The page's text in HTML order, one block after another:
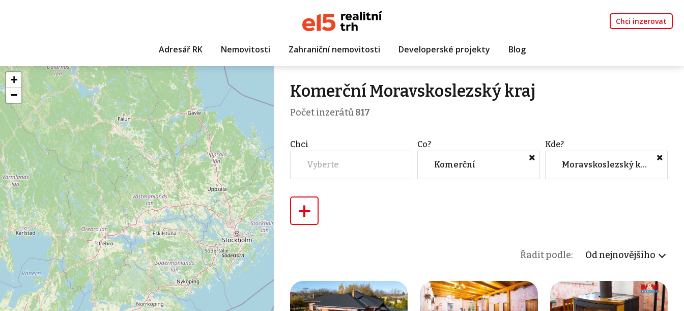
Chci inzerovat
Adresář RK Nemovitosti Zahraniční nemovitosti Developerské projekty Blog
+
−
Komerční Moravskoslezský kraj
Počet inzerátů817
Chci
Vyberte
Co?
Komerční
Kde?
Moravskoslezský kraj
+
Řadit podle: Od nejnovějšího